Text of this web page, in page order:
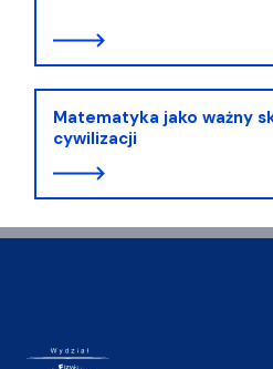
Matematyka jako ważny
cywilizacji